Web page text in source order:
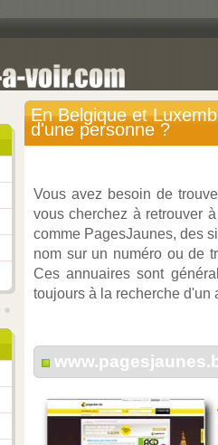
En Belgique et
d'une personne ?
Vous avez besoin de
vous cherchez à retrouver
comme PagesJaunes, des
nom sur un numéro ou de
Ces annuaires sont
toujours à la recherche d'un